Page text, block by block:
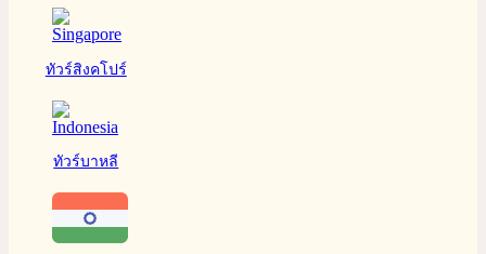
ทัวร์สิงคโปร์
ทัวร์บาหลี